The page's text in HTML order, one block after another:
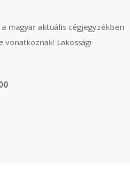
magyar aktuális cégjegyzékben
Lakossági